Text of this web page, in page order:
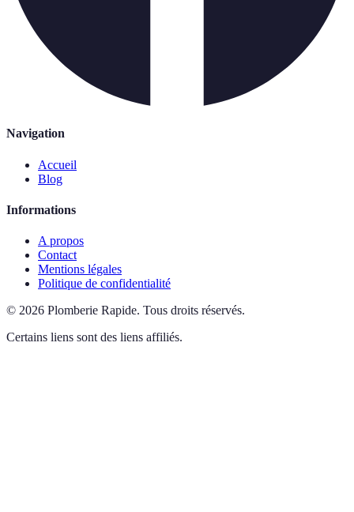
Navigation
Accueil
Blog
Informations
A propos
Contact
Mentions légales
Politique de confidentialité
© 2026 Plomberie Rapide. Tous droits réservés.
Certains liens sont des liens affiliés.